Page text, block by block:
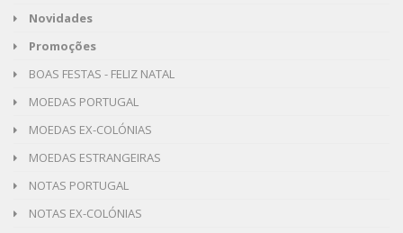
Novidades
Promoções
BOAS FESTAS - FELIZ NATAL
MOEDAS PORTUGAL
MOEDAS EX-COLÓNIAS
MOEDAS ESTRANGEIRAS
NOTAS PORTUGAL
NOTAS EX-COLÓNIAS